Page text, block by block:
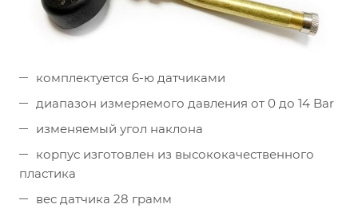
комплектуется 6-ю датчиками
диапазон измеряемого давления от 0 до 14 Bar
изменяемый угол наклона
корпус изготовлен из высококачественного
пластика
вес датчика 28 грамм